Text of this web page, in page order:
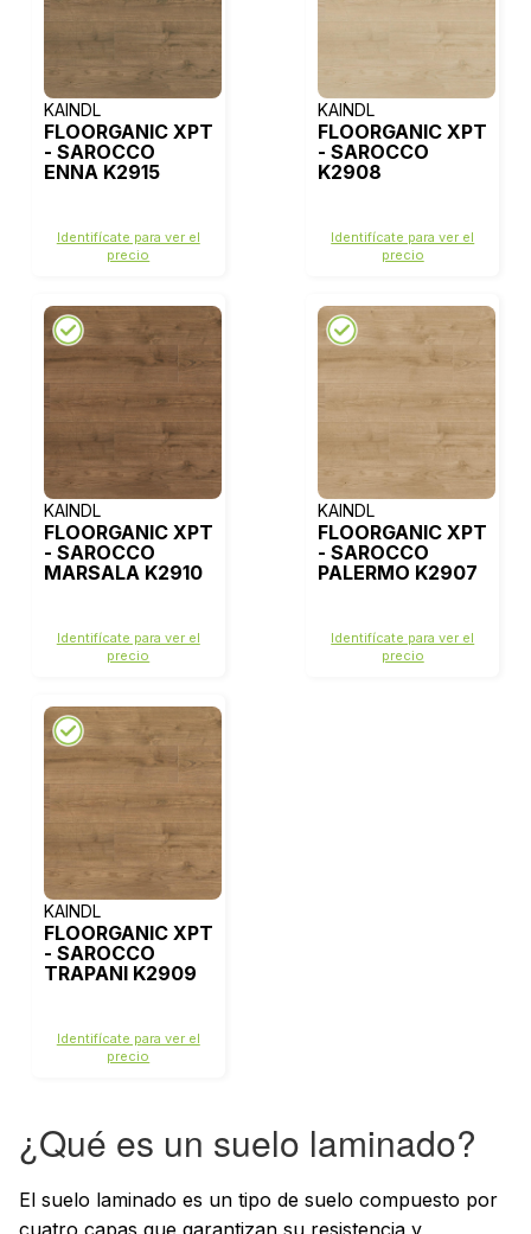
KAINDL
FLOORGANIC XPT
- SAROCCO
ENNA K2915
Identifícate para ver el
precio
KAINDL
FLOORGANIC XPT
- SAROCCO
K2908
Identifícate para ver el
precio
KAINDL
FLOORGANIC XPT
- SAROCCO
MARSALA K2910
Identifícate para ver el
precio
KAINDL
FLOORGANIC XPT
- SAROCCO
PALERMO K2907
Identifícate para ver el
precio
KAINDL
FLOORGANIC XPT
- SAROCCO
TRAPANI K2909
Identifícate para ver el
precio
¿Qué es un suelo laminado?
El suelo laminado es un tipo de suelo compuesto por
cuatro capas que garantizan su resistencia y